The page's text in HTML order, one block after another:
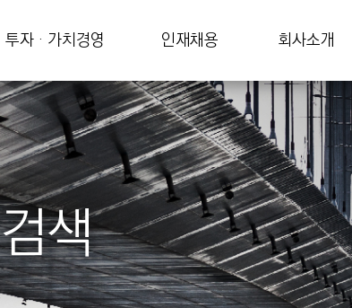
투자 · 가치경영 인재채용 회사소개
검색